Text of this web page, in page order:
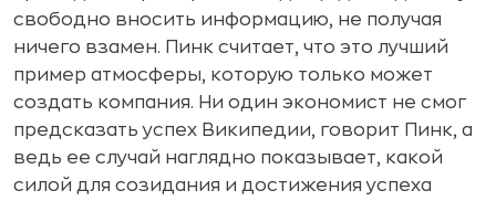
свободно вносить информацию, не получая
ничего взамен. Пинк считает, что это лучший
пример атмосферы, которую только может
создать компания. Ни один экономист не смог
предсказать успех Википедии, говорит Пинк, а
ведь ее случай наглядно показывает, какой
силой для созидания и достижения успеха